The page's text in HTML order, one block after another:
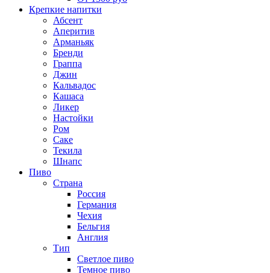
Крепкие напитки
Абсент
Аперитив
Арманьяк
Бренди
Граппа
Джин
Кальвадос
Кашаса
Ликер
Настойки
Ром
Саке
Текила
Шнапс
Пиво
Страна
Россия
Германия
Чехия
Бельгия
Англия
Тип
Светлое пиво
Темное пиво